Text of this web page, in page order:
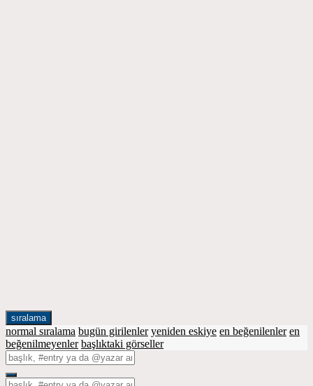
sıralama
normal sıralama bugün girilenler yeniden eskiye en beğenilenler en
beğenilmeyenler başlıktaki görseller